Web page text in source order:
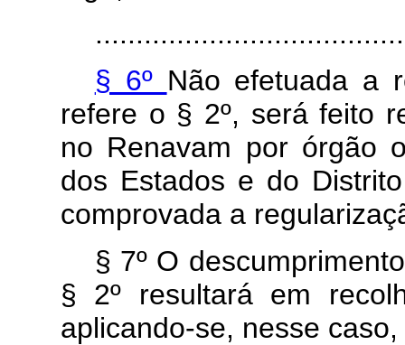
§ 6º Não efetuada a
refere o § 2º, será feito
no Renavam por órgão
dos Estados e do
comprovada a
§ 7º O
§ 2º resultará em
aplicando-se, nesse